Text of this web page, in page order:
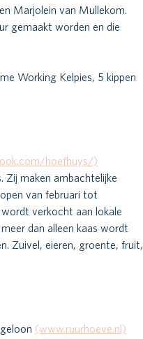
Marjolein van Mullekom.
gemaakt worden en die
Working Kelpies, 5 kippen
hoefhuys/)
Zij maken ambachtelijke
van februari tot
verkocht aan lokale
dan alleen kaas wordt
Zuivel, eieren, groente, fruit,
(www.ruurhoeve.nl)